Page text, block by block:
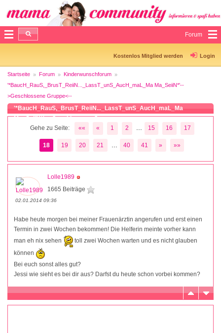
Forum
Kostenlos Mitglied werden Login
Startseite Forum
Kinderwunschforum
'*BaucH_RauS,_BrusT_ReiiN..._LassT_unS_AucH_maL_Ma Ma_SeiiN*'--
>Geschlossene Gruppe<--
'*BaucH_RauS,_BrusT_ReiiN..._LassT_unS_AucH_maL_Ma
Ma_SeiiN*'-->Geschlossene Gruppe<--
Gehe zu Seite:
«« « 1 2 15 16 17
18 19 20 21 40 41 » »»
Lolle1989
1665 Beiträge
02.01.2014 09:36
Habe heute morgen bei meiner Frauenärztin angerufen und erst einen
Termin in zwei Wochen bekommen! Die Helferin meinte vorher kann
man eh nix sehen
toll zwei Wochen warten und es nicht glauben
können
Bei euch sonst alles gut?
Jessi wie sieht es bei dir aus? Darfst du heute schon vorbei kommen?